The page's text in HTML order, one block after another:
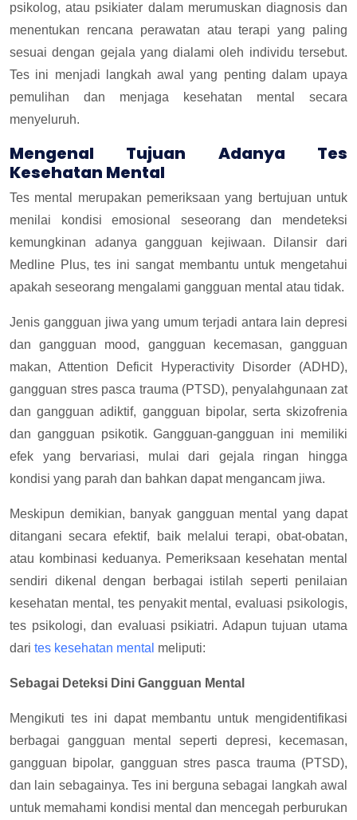
psikolog, atau psikiater dalam merumuskan diagnosis dan
menentukan rencana perawatan atau terapi yang paling
sesuai dengan gejala yang dialami oleh individu tersebut.
Tes ini menjadi langkah awal yang penting dalam upaya
pemulihan dan menjaga kesehatan mental secara
menyeluruh.
Mengenal Tujuan Adanya Tes
Kesehatan Mental
Tes mental merupakan pemeriksaan yang bertujuan untuk
menilai kondisi emosional seseorang dan mendeteksi
kemungkinan adanya gangguan kejiwaan. Dilansir dari
Medline Plus, tes ini sangat membantu untuk mengetahui
apakah seseorang mengalami gangguan mental atau tidak.
Jenis gangguan jiwa yang umum terjadi antara lain depresi
dan gangguan mood, gangguan kecemasan, gangguan
makan, Attention Deficit Hyperactivity Disorder (ADHD),
gangguan stres pasca trauma (PTSD), penyalahgunaan zat
dan gangguan adiktif, gangguan bipolar, serta skizofrenia
dan gangguan psikotik. Gangguan-gangguan ini memiliki
efek yang bervariasi, mulai dari gejala ringan hingga
kondisi yang parah dan bahkan dapat mengancam jiwa.
Meskipun demikian, banyak gangguan mental yang dapat
ditangani secara efektif, baik melalui terapi, obat-obatan,
atau kombinasi keduanya. Pemeriksaan kesehatan mental
sendiri dikenal dengan berbagai istilah seperti penilaian
kesehatan mental, tes penyakit mental, evaluasi psikologis,
tes psikologi, dan evaluasi psikiatri. Adapun tujuan utama
dari tes kesehatan mental meliputi:
Sebagai Deteksi Dini Gangguan Mental
Mengikuti tes ini dapat membantu untuk mengidentifikasi
berbagai gangguan mental seperti depresi, kecemasan,
gangguan bipolar, gangguan stres pasca trauma (PTSD),
dan lain sebagainya. Tes ini berguna sebagai langkah awal
untuk memahami kondisi mental dan mencegah perburukan